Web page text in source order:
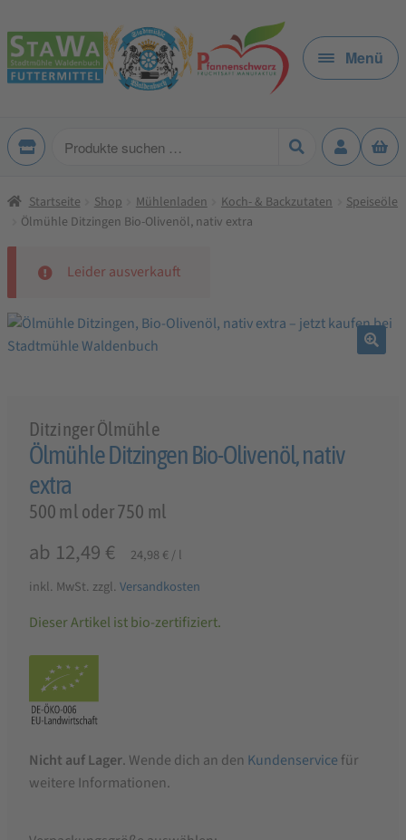
Zur
Navigation
springen
Zum
Inhalt
springen
Menü
Produkte
Startseite Shop Mühlenladen Koch- & Backzutaten
Speiseöle
Ölmühle Ditzingen Bio-Olivenöl, nativ extra
Leider ausverkauft
Ditzinger Ölmühle
Ölmühle Ditzingen Bio-Olivenöl, nativ
extra
500 ml oder 750 ml
ab 12,49 € 24,98 €/l
inkl. MwSt. zzgl. Versandkosten
Dieser Artikel ist bio-zertifiziert.
Nicht auf Lager. Wende dich an den Kundenservice für
weitere Informationen.